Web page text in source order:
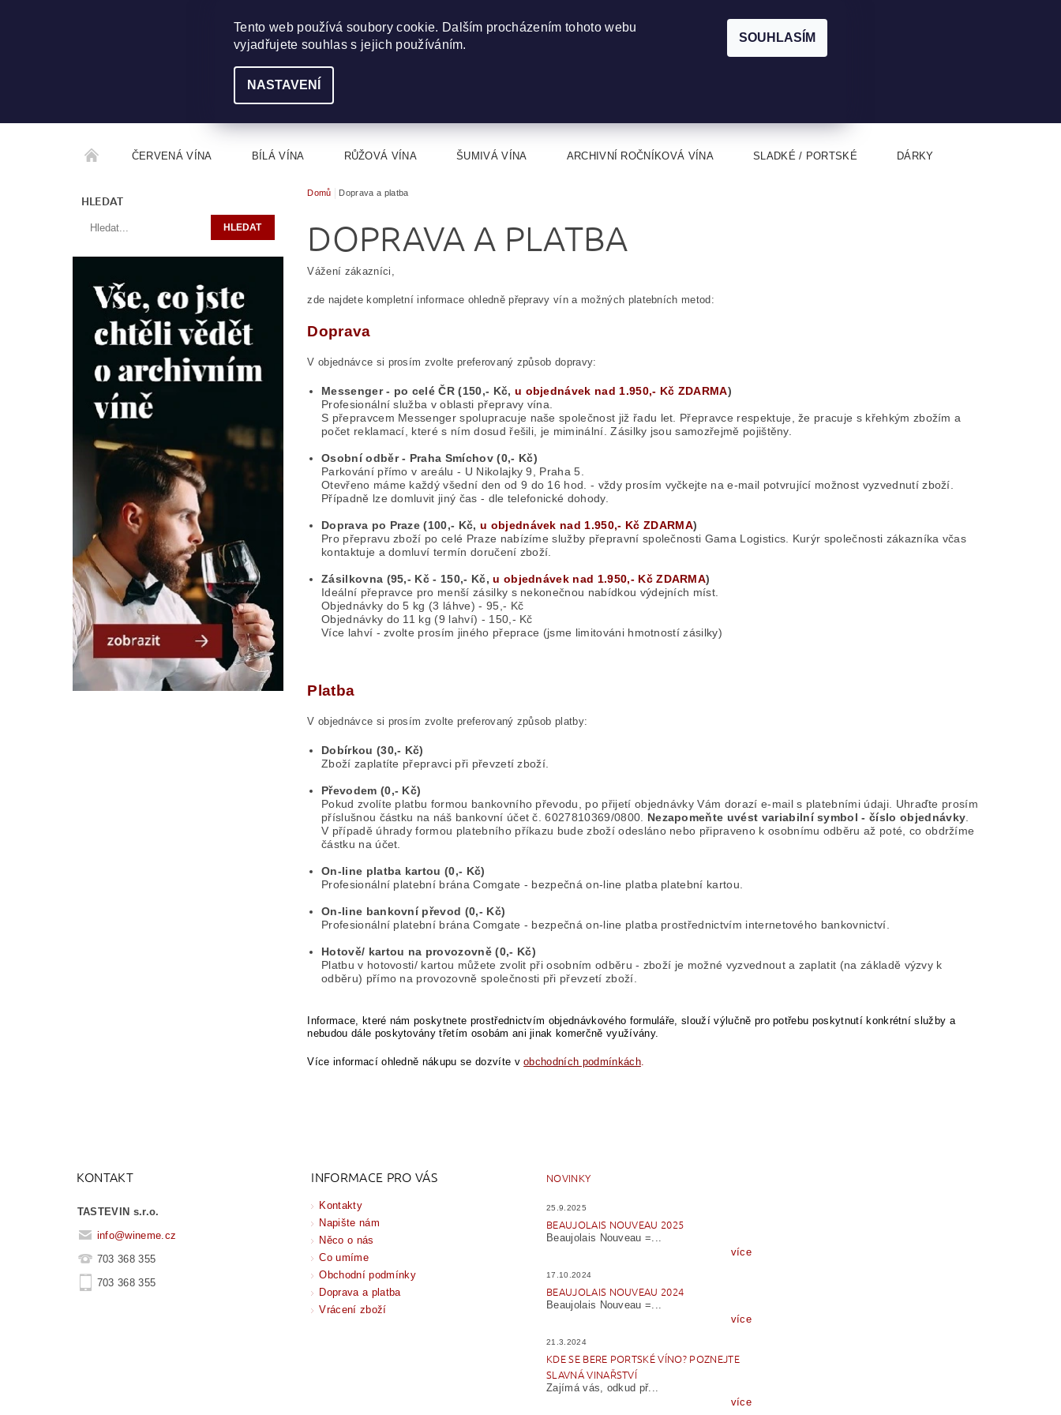
ČERVENÁ VÍNA BÍLÁ VÍNA RŮŽOVÁ VÍNA ŠUMIVÁ VÍNA ARCHIVNÍ ROČNÍKOVÁ VÍNA SLADKÉ / PORTSKÉ DÁRKY
ROČNÍKOVÝ ALKOHOL ROZCESTNÍK VÍN
HLEDAT
Domů Doprava a platba
DOPRAVA A PLATBA
Vážení zákazníci,
zde najdete kompletní informace ohledně přepravy vín a možných platebních metod:
Doprava
V objednávce si prosím zvolte preferovaný způsob dopravy:
Messenger - po celé ČR (150,- Kč, u objednávek nad 1.950,- Kč ZDARMA)
Profesionální služba v oblasti přepravy vína.
S přepravcem Messenger spolupracuje naše společnost již řadu let. Přepravce respektuje, že pracuje s křehkým zbožím a
počet reklamací, které s ním dosud řešili, je miminální. Zásilky jsou samozřejmě pojištěny.
Osobní odběr - Praha Smíchov (0,- Kč)
Parkování přímo v areálu - U Nikolajky 9, Praha 5.
Otevřeno máme každý všední den od 9 do 16 hod. - vždy prosím vyčkejte na e-mail potvrující možnost vyzvednutí zboží.
Případně lze domluvit jiný čas - dle telefonické dohody.
Doprava po Praze (100,- Kč, u objednávek nad 1.950,- Kč ZDARMA)
Pro přepravu zboží po celé Praze nabízíme služby přepravní společnosti Gama Logistics. Kurýr společnosti zákazníka včas
kontaktuje a domluví termín doručení zboží.
Zásilkovna (95,- Kč - 150,- Kč,u objednávek nad 1.950,- Kč ZDARMA)
Ideální přepravce pro menší zásilky s nekonečnou nabídkou výdejních míst.
Objednávky do 5 kg (3 láhve) - 95,- Kč
Objednávky do 11 kg (9 lahví) - 150,- Kč
Více lahví - zvolte prosím jiného přeprace (jsme limitováni hmotností zásilky)
Platba
V objednávce si prosím zvolte preferovaný způsob platby:
Dobírkou (30,- Kč)
Zboží zaplatíte přepravci při převzetí zboží.
Převodem (0,- Kč)
Pokud zvolíte platbu formou bankovního převodu, po přijetí objednávky Vám dorazí e-mail s platebními údaji. Uhraďte prosím
příslušnou částku na náš bankovní účet č. 6027810369/0800. Nezapomeňte uvést variabilní symbol - číslo objednávky
V případě úhrady formou platebního příkazu bude zboží odesláno nebo připraveno k osobnímu odběru až poté, co obdržíme
částku na účet.
On-line platba kartou (0,- Kč)
Profesionální platební brána Comgate - bezpečná on-line platba platební kartou.
On-line bankovní převod (0,- Kč)
Profesionální platební brána Comgate - bezpečná on-line platba prostřednictvím internetového bankovnictví.
Hotově/ kartou na provozovně (0,- Kč)
Platbu v hotovosti/ kartou můžete zvolit při osobním odběru - zboží je možné vyzvednout a zaplatit (na základě výzvy k
odběru) přímo na provozovně společnosti při převzetí zboží.
Informace, které nám poskytnete prostřednictvím objednávkového formuláře, slouží výlučně pro potřebu poskytnutí konkrétní služby a
nebudou dále poskytovány třetím osobám ani jinak komerčně využívány.
Více informací ohledně nákupu se dozvíte vobchodních podmínkách.
KONTAKT
TASTEVIN s.r.o.
info@wineme.cz
703 368 355
703 368 355
INFORMACE PRO VÁS
Kontakty
Napište nám
Něco o nás
Co umíme
Obchodní podmínky
Doprava a platba
Vrácení zboží
NOVINKY
25.9.2025
BEAUJOLAIS NOUVEAU 2025
Beaujolais Nouveau =...
více
17.10.2024
BEAUJOLAIS NOUVEAU 2024
Beaujolais Nouveau =...
více
21.3.2024
KDE SE BERE PORTSKÉ VÍNO? POZNEJTE
SLAVNÁ VINAŘSTVÍ
Zajímá vás, odkud př...
více
Tento web používá soubory cookie. Dalším procházením tohoto webu
vyjadřujete souhlas s jejich používáním.
NASTAVENÍ
SOUHLASÍM